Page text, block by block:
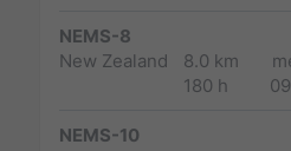
NEMS-8
New Zealand
8.0 km
180 h
NEMS-10